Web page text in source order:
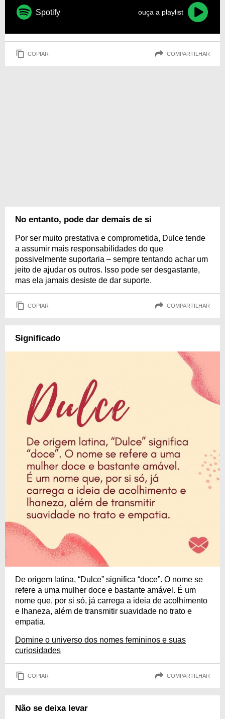
Spotify ouça a playlist
COPIAR COMPARTILHAR
No entanto, pode dar demais de si
Por ser muito prestativa e comprometida, Dulce tende
a assumir mais responsabilidades do que
possivelmente suportaria – sempre tentando achar um
jeito de ajudar os outros. Isso pode ser desgastante,
mas ela jamais desiste de dar suporte.
COPIAR COMPARTILHAR
Significado
De origem latina, “Dulce” significa “doce”. O nome se
refere a uma mulher doce e bastante amável. É um
nome que, por si só, já carrega a ideia de acolhimento
e lhaneza, além de transmitir suavidade no trato e
empatia.
Domine o universo dos nomes femininos e suas
curiosidades
COPIAR COMPARTILHAR
Não se deixa levar